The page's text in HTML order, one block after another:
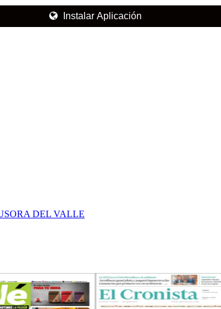
Instalar Aplicación
DEL VALLE